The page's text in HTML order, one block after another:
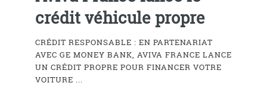
crédit véhicule propre
CRÉDIT RESPONSABLE : EN PARTENARIAT
AVEC GE MONEY BANK, AVIVA FRANCE LANCE
UN CRÉDIT PROPRE POUR FINANCER VOTRE
VOITURE ...